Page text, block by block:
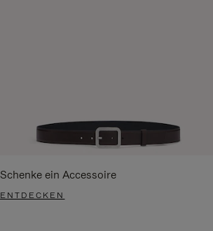
Schenke ein Accessoire
ENTDECKEN